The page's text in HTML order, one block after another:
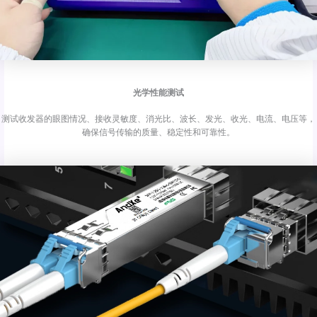
光学性能测试
测试收发器的眼图情况、接收灵敏度、消光比、波长、发光、收光、电流、电压等，
确保信号传输的质量、稳定性和可靠性。